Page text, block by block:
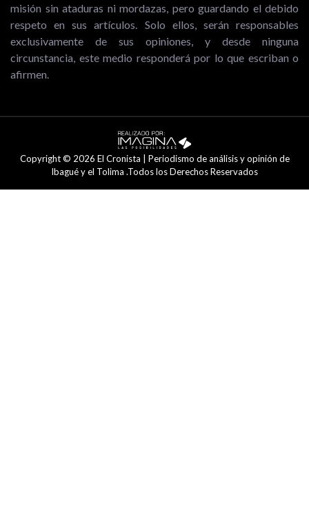
misión sin ataduras ni mordazas, pero guardando el debido
respeto en sus artículos. Solo ellos, serán responsables
exclusivamente de sus opiniones, y desde ninguna
circunstancia, este medio responderá por lo que escriban o
afirmen.
Copyright © 2026 El Cronista | Periodismo de análisis y opinión de
Ibagué y el Tolima .Todos los Derechos Reservados